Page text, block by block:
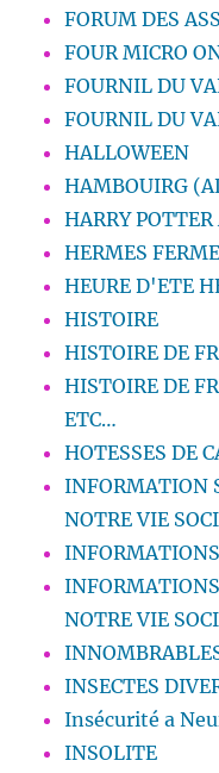
FORUM DES
FOUR MICRO
FOURNIL DU
FOURNIL DU
HALLOWEEN
HAMBOUIRG
HARRY
HERMES
HEURE D'ETE
HISTOIRE
HISTOIRE DE
HISTOIRE DE
ETC…
HOTESSES DE
INFORMATION
NOTRE VIE
INFORMATIONS
NOTRE VIE
INSECTES
Insécurité a
INSOLITE